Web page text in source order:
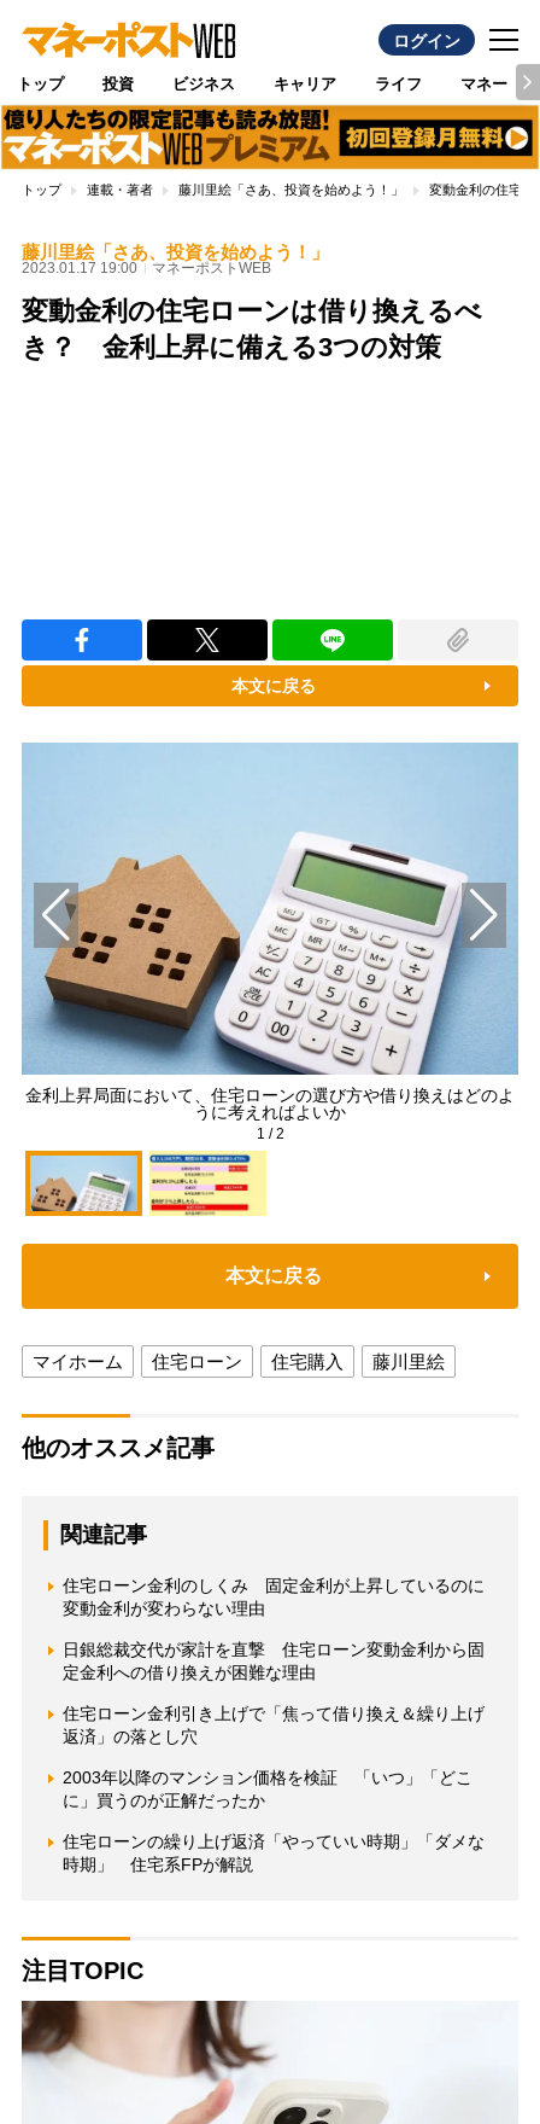
ログイン
トップ 投資 ビジネス キャリア ライフ マネー
トップ 連載・著者 藤川里絵「さあ、投資を始めよう！」 変動金利の住宅
藤川里絵「さあ、投資を始めよう！」
2023.01.17 19:00 マネーポストWEB
変動金利の住宅ローンは借り換えるべ
き？ 金利上昇に備える3つの対策
本文に戻る
金利上昇局面において、住宅ローンの選び方や借り換えはどのよ
うに考えればよいか
1 /2
本文に戻る
マイホーム 住宅ローン 住宅購入 藤川里絵
他のオススメ記事
関連記事
住宅ローン金利のしくみ 固定金利が上昇しているのに
変動金利が変わらない理由
日銀総裁交代が家計を直撃 住宅ローン変動金利から固
定金利への借り換えが困難な理由
住宅ローン金利引き上げで「焦って借り換え＆繰り上げ
返済」の落とし穴
2003年以降のマンション価格を検証 「いつ」「どこ
に」買うのが正解だったか
住宅ローンの繰り上げ返済「やっていい時期」「ダメな
時期」 住宅系FPが解説
注目TOPIC